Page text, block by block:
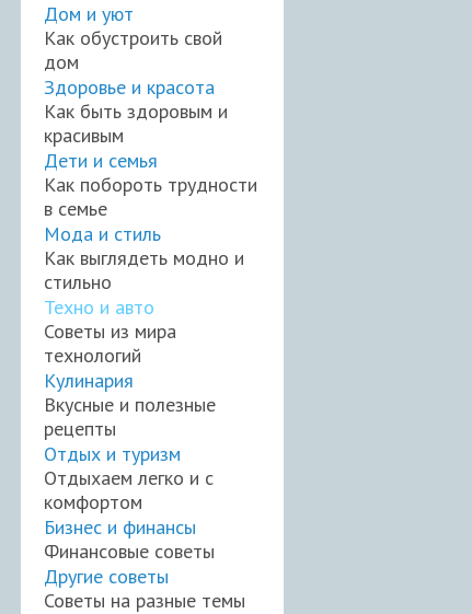
Дом и уют
Как обустроить свой
дом
Здоровье и красота
Как быть здоровым и
красивым
Дети и семья
Как побороть трудности
в семье
Мода и стиль
Как выглядеть модно и
стильно
Техно и авто
Советы из мира
технологий
Кулинария
Вкусные и полезные
рецепты
Отдых и туризм
Отдыхаем легко и с
комфортом
Бизнес и финансы
Финансовые советы
Другие советы
Советы на разные темы